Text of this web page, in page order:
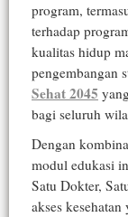
program,
terhadap
kualitas hidup
pengembangan
Sehat 2045
bagi seluruh
Dengan
modul edukasi
Satu Dokter,
akses